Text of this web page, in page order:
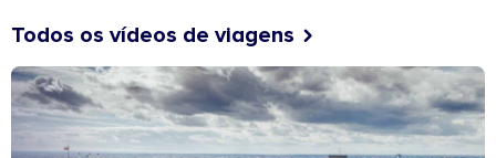
Todos os vídeos de viagens